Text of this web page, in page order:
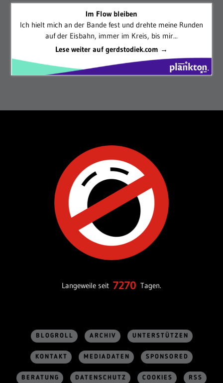
Im Flow bleiben
Ich hielt mich an der Bande fest und drehte meine Runden
auf der Eisbahn, immer im Kreis, bis mir...
Lese weiter auf gerdstodiek.com →
Langeweile seit 7270 Tagen.
BLOGROLL ARCHIV UNTERSTÜTZEN
KONTAKT MEDIADATEN SPONSORED
BERATUNG DATENSCHUTZ COOKIES RSS